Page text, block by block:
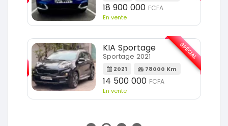
18 900 000 FCFA
En vente
KIA Sportage
Sportage 2021
2021 78000 Km
14 500 000 FCFA
En vente
SPÉCIAL